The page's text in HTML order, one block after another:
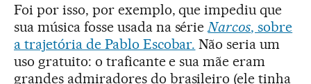
Foi por isso, por exemplo, que impediu que
sua música fosse usada na sérieNarcos, sobre
a trajetória de Pablo Escobar. Não seria um
uso gratuito: o traficante e sua mãe eram
grandes admiradores do brasileiro (ele tinha